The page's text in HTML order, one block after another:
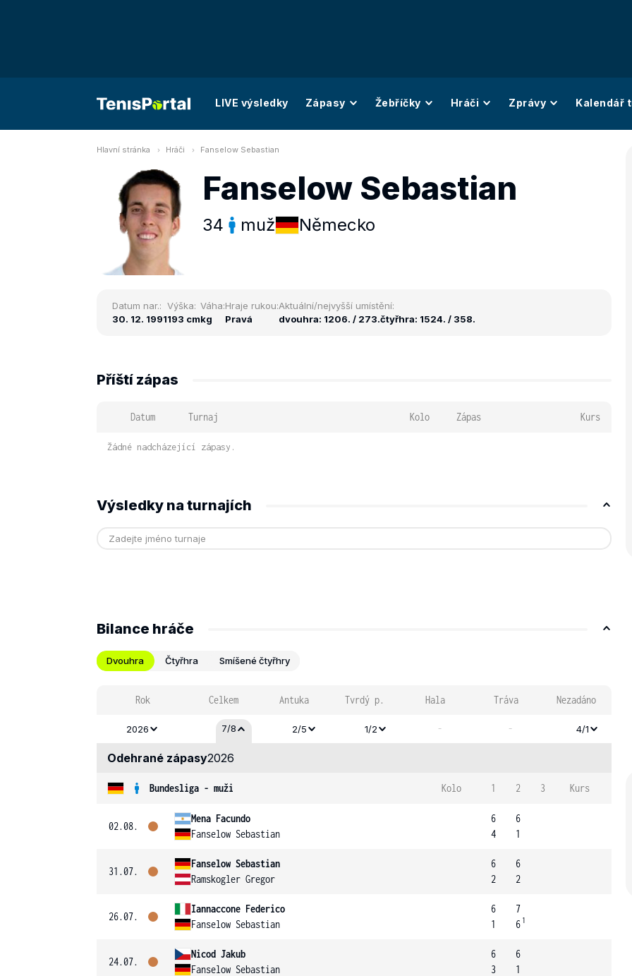
LIVE výsledky Zápasy Žebříčky Hráči Zprávy Kalendář
Hlavní stránka Hráči Fanselow Sebastian
Fanselow Sebastian
34 muž Německo
Datum nar.:
30. 12. 1991
Výška:
193 cm
Váha:
kg
Hraje rukou:
Pravá
Aktuální/nejvyšší umístění:
dvouhra: 1206. / 273.čtyřhra: 1524. / 358.
Příští zápas
Datum Turnaj Kolo Zápas Kurs
Žádné nadcházející zápasy.
Výsledky na turnajích
Bilance hráče
Dvouhra Čtyřhra Smíšené čtyřhry
Rok Celkem Antuka Tvrdý p. Hala Tráva Nezadáno
2026 7/8 2/5 1/2 - - 4/1
Odehrané zápasy2026
Bundesliga - muži Kolo 1 2 3 Kurs
02.08.
Mena Facundo
Fanselow Sebastian
6
4
6
1
31.07.
Fanselow Sebastian
Ramskogler Gregor
6
2
6
2
26.07.
Iannaccone Federico
Fanselow Sebastian
6
1
7
6 1
24.07.
Nicod Jakub
Fanselow Sebastian
6
3
6
1